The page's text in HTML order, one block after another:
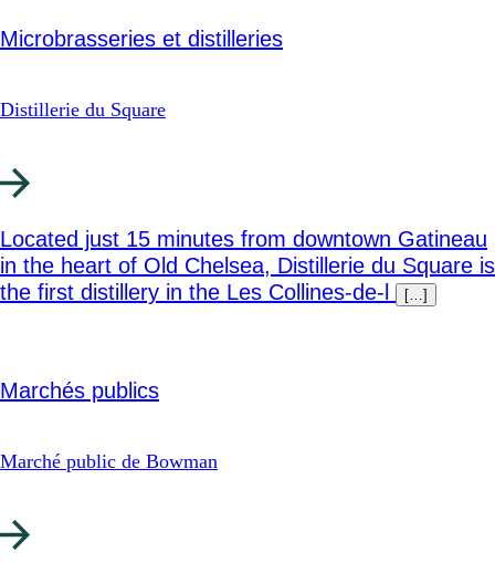
Microbrasseries et distilleries
Distillerie du Square
Located just 15 minutes from downtown Gatineau
in the heart of Old Chelsea, Distillerie du Square is
the first distillery in the Les Collines-de-l
[…]
Marchés publics
Marché public de Bowman